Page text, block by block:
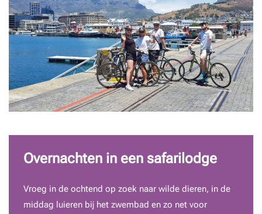
Overnachten in een safarilodge
Vroeg in de ochtend op zoek naar wilde dieren, in de
middag luieren bij het zwembad en zo net voor